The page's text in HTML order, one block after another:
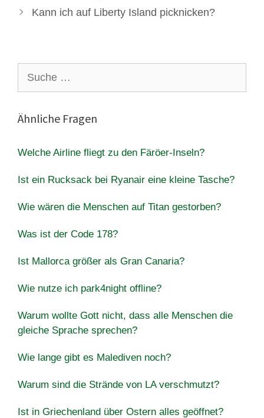
Kann ich auf Liberty Island picknicken?
nach:
Ähnliche Fragen
Welche Airline fliegt zu den Färöer-Inseln?
Ist ein Rucksack bei Ryanair eine kleine Tasche?
Wie wären die Menschen auf Titan gestorben?
Was ist der Code 178?
Ist Mallorca größer als Gran Canaria?
Wie nutze ich park4night offline?
Warum wollte Gott nicht, dass alle Menschen die
gleiche Sprache sprechen?
Wie lange gibt es Malediven noch?
Warum sind die Strände von LA verschmutzt?
Ist in Griechenland über Ostern alles geöffnet?